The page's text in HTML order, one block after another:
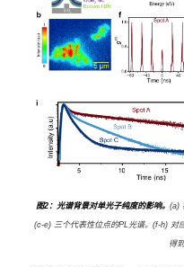
图2：光谱背景对单光子纯度的影响。 (a)
(c-e) 三个代表性位点的PL光谱。(f-h) 对
得